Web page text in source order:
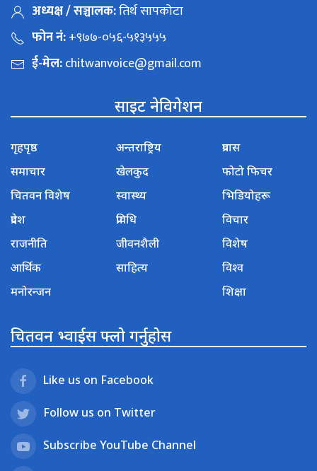
अध्यक्ष / सञ्चालक:तिर्थ सापकोटा
फोन नं:+९७७-०५६-५१३५५५
ई-मेल:chitwanvoice@gmail.com
साइट नेविगेशन
गृहपृष्ठ
समाचार
चितवन विशेष
प्रदेश
राजनीति
आर्थिक
मनोरन्जन
अन्तराष्ट्रिय
खेलकुद
स्वास्थ्य
प्रविधि
जीवनशैली
साहित्य
प्रवास
फोटो फिचर
भिडियोहरू
विचार
विशेष
विश्व
शिक्षा
चितवन भ्वाईस फ्लो गर्नुहोस
Like us on Facebook
Follow us on Twitter
Subscribe YouTube Channel